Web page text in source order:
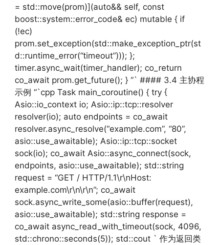
= std::move(prom)](auto&& self, const
boost::system::error_code& ec) mutable { if
(!ec)
prom.set_exception(std::make_exception_ptr(st
d::runtime_error(“timeout”))); };
timer.async_wait(timer_handler); co_return
co_await prom.get_future(); } “` #### 3.4 主协程
示例 “`cpp Task main_coroutine() { try {
Asio::io_context io; Asio::ip::tcp::resolver
resolver(io); auto endpoints = co_await
resolver.async_resolve(“example.com”, “80”,
asio::use_awaitable); Asio::ip::tcp::socket
sock(io); co_await Asio::async_connect(sock,
endpoints, asio::use_awaitable); std::string
request = “GET / HTTP/1.1\r\nHost:
example.com\r\n\r\n”; co_await
sock.async_write_some(asio::buffer(request),
asio::use_awaitable); std::string response =
co_await async_read_with_timeout(sock, 4096,
std::chrono::seconds(5)); std::cout ` 作为返回类